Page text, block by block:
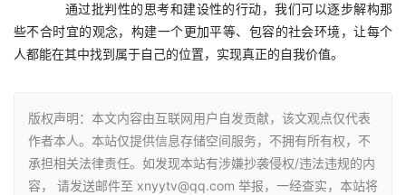
通过批判性的思考和建设性的行动，我们可以逐步解构那
些不合时宜的观念，构建一个更加平等、包容的社会环境，让每个
人都能在其中找到属于自己的位置，实现真正的自我价值。
版权声明：本文内容由互联网用户自发贡献，该文观点仅代表
作者本人。本站仅提供信息存储空间服务，不拥有所有权，不
承担相关法律责任。如发现本站有涉嫌抄袭侵权/违法违规的内
容， 请发送邮件至 xnyytv@qq.com 举报，一经查实，本站将